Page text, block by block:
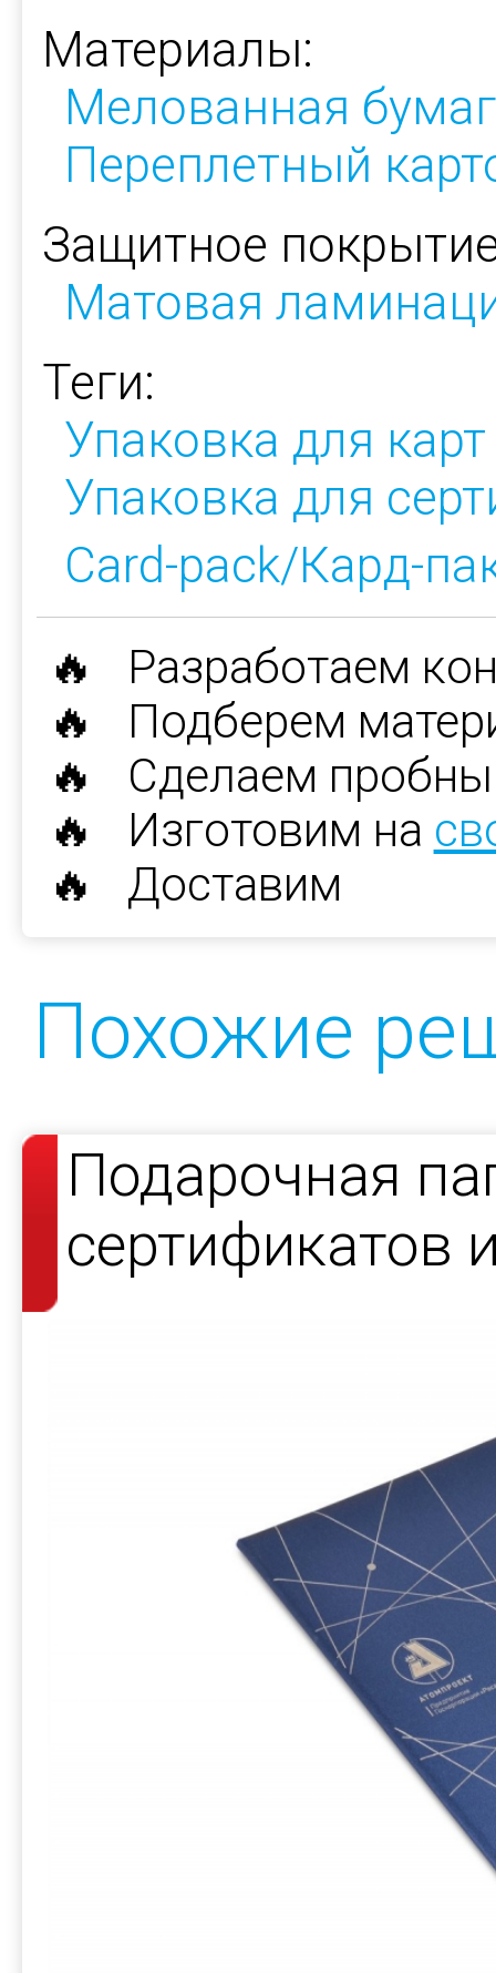
Материалы:
Мелованная
Переплетный
Защитное
Матовая
Теги:
Упаковка для карт
Упаковка для
Card-pack/Кард-
🔥 Разработаем
🔥 Подберем
🔥 Сделаем
🔥 Изготовим на
🔥 Доставим
Похожие
Подарочная
сертификатов